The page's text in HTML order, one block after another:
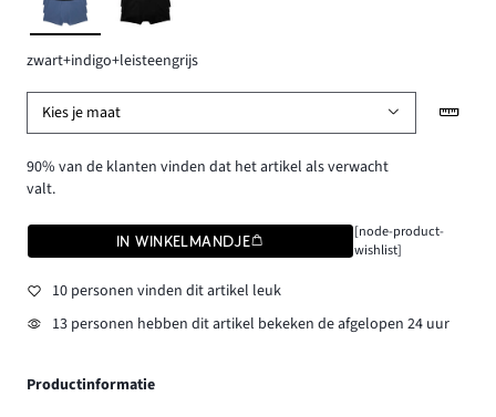
zwart+indigo+leisteengrijs
Kies je maat
90% van de klanten vinden dat het artikel als verwacht
valt.
IN WINKELMANDJE
[node-product-
wishlist]
10 personen vinden dit artikel leuk
13 personen hebben dit artikel bekeken de afgelopen 24 uur
Productinformatie